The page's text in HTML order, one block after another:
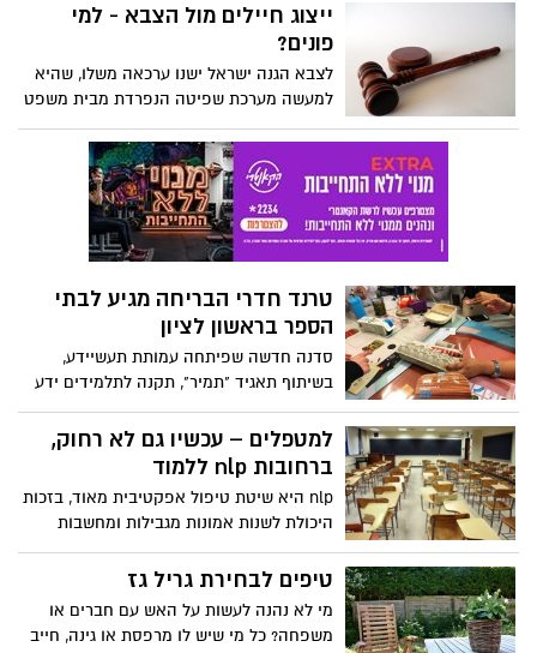
ייצוג חיילים מול הצבא - למי
פונים?
לצבא הגנה ישראל ישנו ערכאה משלו, שהיא
למעשה מערכת שפיטה הנפרדת מבית משפט
אזרחי המוכר לכולנו
טרנד חדרי הבריחה מגיע לבתי
הספר בראשון לציון
סדנה חדשה שפיתחה עמותת תעשיידע,
בשיתוף תאגיד "תמיר", תקנה לתלמידים ידע
בנושא המיחזור - באמצעות חידות בסגנון
חדרי הבריחה. הרצאות בנושא חשיבותו של
המיחזור חיוניות ואף נדרשות, אך לעיתים,
בייחוד כאשר הקהל מורכב מבני נוער, הן
עלולות לעורר פיהוק.
למטפלים – עכשיו גם לא רחוק,
ברחובות nlp ללמוד
nlp היא שיטת טיפול אפקטיבית מאוד, בזכות
היכולת לשנות אמונות מגבילות ומחשבות
שליליות, ועל בסיס זה ליצור במהירות יחסית
שינוי משמעותי לטובה גם בהתנהלות.
טיפים לבחירת גריל גז
מי לא נהנה לעשות על האש עם חברים או
משפחה? כל מי שיש לו מרפסת או גינה, חייב